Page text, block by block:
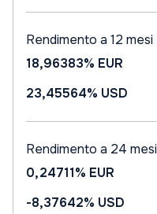
Rendimento a 12 mesi
18,96383% EUR
23,45564% USD
Rendimento a 24 mesi
0,24711% EUR
-8,37642% USD